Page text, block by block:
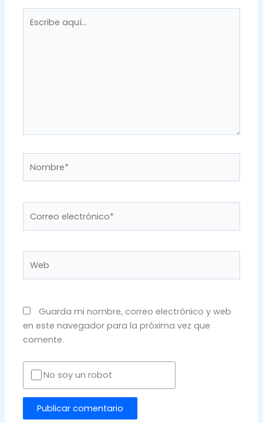
aquí...
electrónico*
Guarda mi nombre, correo electrónico y web
en este navegador para la próxima vez que
comente.
No soy un robot